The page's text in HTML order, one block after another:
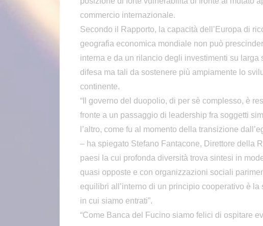
commercio internazionale.
Secondo il Rapporto, la capacità dell’Europa di
geografia economica mondiale non può
interna e da un rilancio degli investimenti su
difesa ma tali da sostenere più ampiamente lo
continente.
“Il governo del duopolio, di per sè complesso, è
fronte a un passaggio di leadership fra soggetti
l’altro, come fu al momento della transizione
– ha spiegato Stefano Fantacone, Direttore della
paesi la cui profonda diversità trova sintesi in
quasi opposte e con organizzazioni sociali
equilibri all’interno di un principio cooperativo è
in cui siamo entrati”.
“Come Banca del Fucino siamo felici di ospitare